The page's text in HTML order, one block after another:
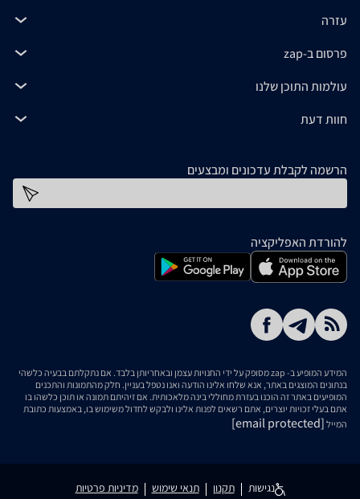
עזרה
פרסום ב-zap
עולמות התוכן שלנו
חוות דעת
הרשמה לקבלת עדכונים ומבצעים
להורדת האפליקציה
המידע המופיע ב- zap מסופק על ידי החנויות עצמן ובאחריותן בלבד. אם נתקלתם בבעיה כלשהי
בנתונים המוצגים באתר, אנא שלחו אלינו הודעה ואנו נטפל בעניין. חלק מהתמונות והתכנים
המופיעים באתר זה הוכנו בעזרת מחוללי בינה מלאכותית. אם זיהיתם תמונה או תוכן כלשהו בו
אתם בעלי זכויות יוצרים, אתם רשאים לפנות אלינו ולבקש לחדול משימוש בו, באמצעות כתובת
המייל [email protected]
נגישות תקנון תנאי שימוש מדיניות פרטיות